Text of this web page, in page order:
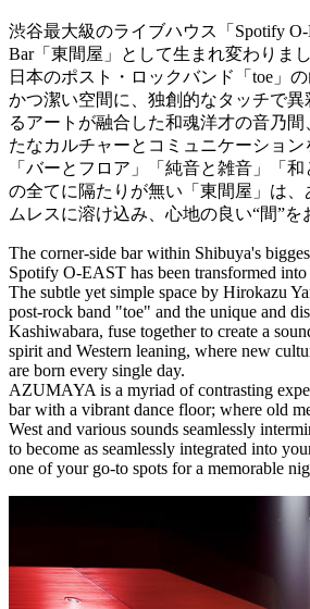
渋谷最大級のライブハウス「Spotify
Bar「東間屋」として生まれ変わりまし
日本のポスト・ロックバンド「toe」
かつ潔い空間に、独創的なタッチで異
るアートが融合した和魂洋才の音乃
たなカルチャーとコミュニケーション
「バーとフロア」「純音と雑音」「
の全てに隔たりが無い「東間屋」は
ムレスに溶け込み、心地の良い“間”を
The corner-side bar within Shibuya's
Spotify O-EAST has been transformed
The subtle yet simple space by Hirokazu
post-rock band "toe" and the unique and
Kashiwabara, fuse together to create a
spirit and Western leaning, where new
are born every single day.
AZUMAYA is a myriad of contrasting
bar with a vibrant dance floor; where old
West and various sounds seamlessly
to become as seamlessly integrated into
one of your go-to spots for a memorable